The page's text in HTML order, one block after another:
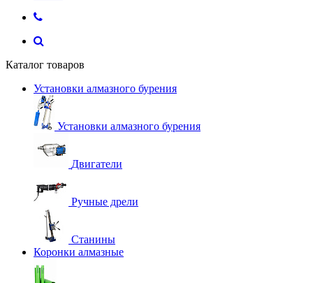
Каталог товаров
Установки алмазного бурения
Установки алмазного бурения
Двигатели
Ручные дрели
Станины
Коронки алмазные